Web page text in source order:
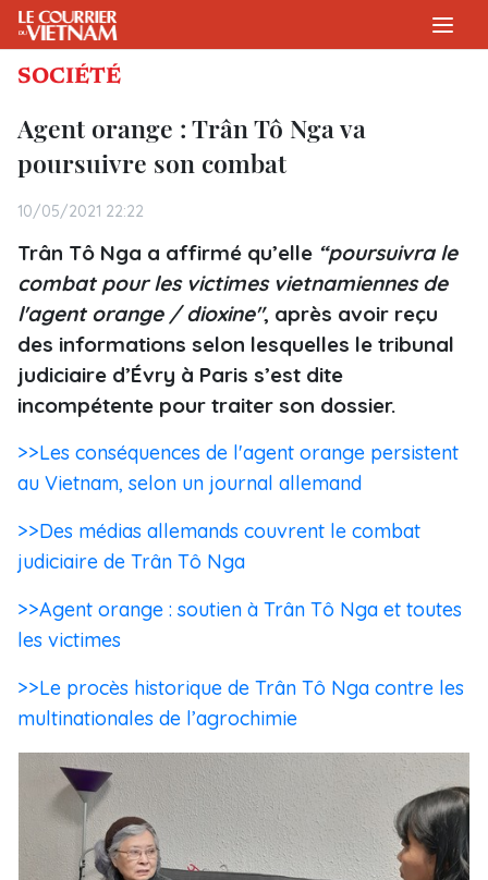
SOCIÉTÉ
Agent orange : Trân Tô Nga va
poursuivre son combat
10/05/2021 22:22
Trân Tô Nga a affirmé qu’elle “poursuivra le
combat pour les victimes vietnamiennes de
l'agent orange / dioxine", après avoir reçu
des informations selon lesquelles le tribunal
judiciaire d’Évry à Paris s’est dite
incompétente pour traiter son dossier.
>>Les conséquences de l'agent orange persistent
au Vietnam, selon un journal allemand
>>Des médias allemands couvrent le combat
judiciaire de Trân Tô Nga
>>Agent orange : soutien à Trân Tô Nga et toutes
les victimes
>>Le procès historique de Trân Tô Nga contre les
multinationales de l’agrochimie